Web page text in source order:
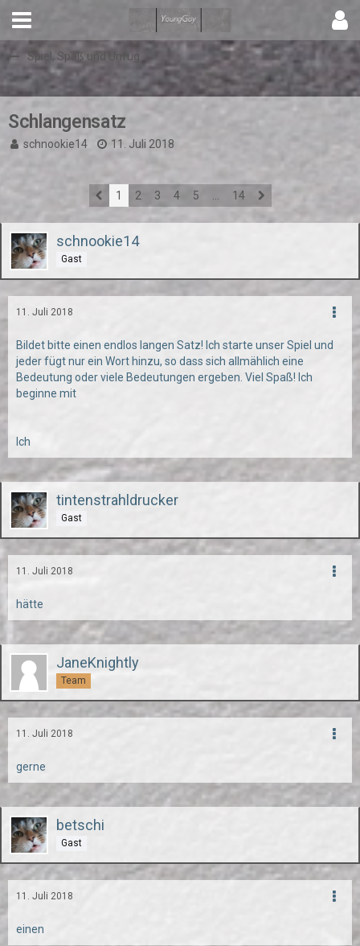
Spiel, Spaß und Unfug
Schlangensatz
schnookie14 11. Juli 2018
1 2 3 4 5 14
schnookie14
Gast
11. Juli 2018
Bildet bitte einen endlos langen Satz! Ich starte unser Spiel und
jeder fügt nur ein Wort hinzu, so dass sich allmählich eine
Bedeutung oder viele Bedeutungen ergeben. Viel Spaß! Ich
beginne mit
Ich
tintenstrahldrucker
Gast
11. Juli 2018
hätte
JaneKnightly
Team
11. Juli 2018
gerne
betschi
Gast
11. Juli 2018
einen